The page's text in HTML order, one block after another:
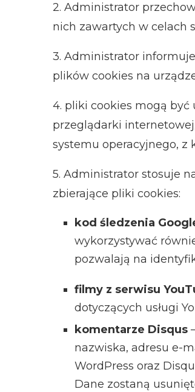
2. Administrator
nich zawartych w celach
3. Administrator
plików cookies na
4. pliki cookies mogą
przeglądarki
systemu operacyjnego, z
5. Administrator stosuje
zbierające pliki cookies:
kod śledzenia
wykorzystywać
pozwalają na
filmy z serwisu
dotyczących usługi
komentarze Disqus
nazwiska, adresu e-
WordPress oraz
Dane zostaną